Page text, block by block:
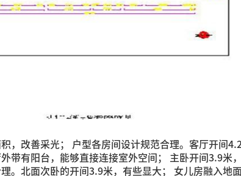
，改善采光； 户型各房间设计规范合理。客厅开间
带有阳台，能够直接连接室外空间； 主卧开间3.9米
。北面次卧的开间3.9米，有些显大； 女儿房融入地